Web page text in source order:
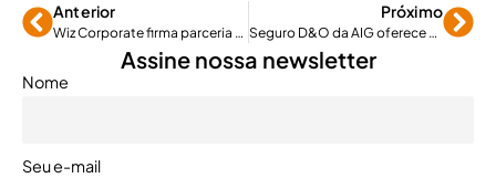
Anterior
Wiz Corporate firma parceria com Voiter para distribuir seguros
Próximo
Seguro D&O da AIG oferece cobertura de crise de imagem e segurança
Assine nossa newsletter
Nome
Seu e-mail